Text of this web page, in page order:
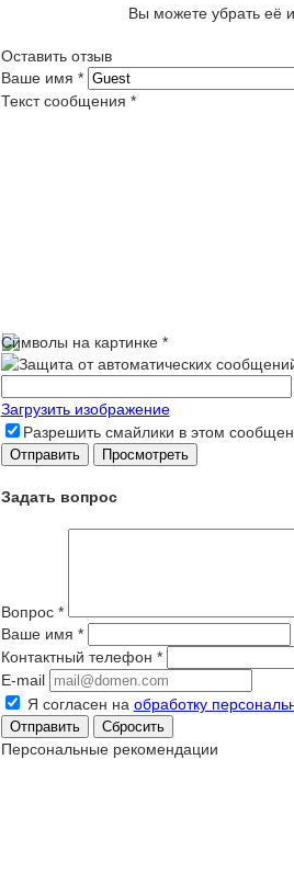
Вы можете убрать её
Оставить отзыв
Ваше имя *
Текст сообщения *
Символы на картинке*
Загрузить изображение
Разрешить смайлики в этом
Задать вопрос
Вопрос *
Ваше имя *
Контактный телефон *
E-mail
Я согласен на обработку
Сбросить
Персональные рекомендации